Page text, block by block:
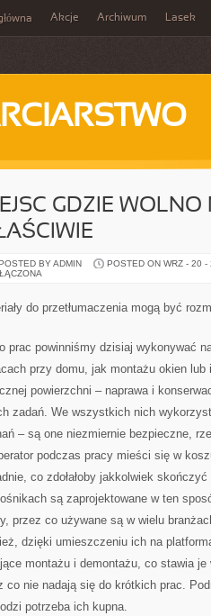
Akcje Archiwum Lasek
GDZIE WOLNO
BY ADMIN POSTED ON WRZ - 20 -
do przetłumaczenia mogą być
prac powinniśmy dzisiaj wykonywać
przy domu, jak montażu okien
powierzchni – naprawa i
zadań. We wszystkich nich
– są one niezmiernie bezpieczne,
podczas pracy mieści się w
co zdołałoby jakkolwiek
są zaprojektowane w ten
przez co używane są w wielu
dzięki umieszczeniu ich na
montażu i demontażu, co stawia
co nie nadają się do krótkich prac.
potrzeba ich kupna.